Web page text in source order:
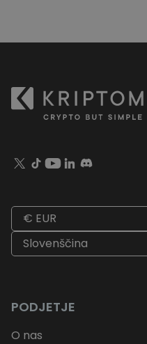
€ EUR
Slovenščina
PODJETJE
O nas